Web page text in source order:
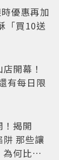
優惠再加
「買10送
開幕！
有每日限
！揭開
阱 那些讓
何比菸